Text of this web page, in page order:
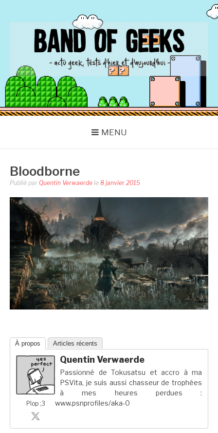
BAND OF GEEKS
Actu Geek d'hier et d'aujourd'hui
MENU
Bloodborne
Publié par Quentin Verwaerde le 8 janvier 2015
À propos Articles récents
Plop ;3
Quentin Verwaerde
Passionné de Tokusatsu et accro à ma
PSVita, je suis aussi chasseur de trophées
à mes heures perdues :
www.psnprofiles/aka-0